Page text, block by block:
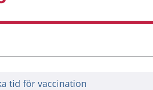
tid för vaccination